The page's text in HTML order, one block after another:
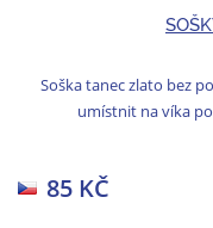
Soška tanec zlato bez
umístnit na víka
85 KČ